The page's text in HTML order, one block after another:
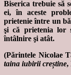
Biserica trebuie să
ei, în aceste
prietenie între un
şi că prietenia lor
întâlnire şi atât.
(Părintele Nicolae
taina iubirii creștine,